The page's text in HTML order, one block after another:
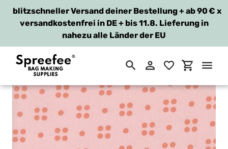
zum
Inhalt
blitzschneller Versand deiner Bestellung + ab 90 €
versandkostenfrei in DE + bis 11.8. Lieferung in
nahezu alle Länder der EU
x
SuchenEinloggen